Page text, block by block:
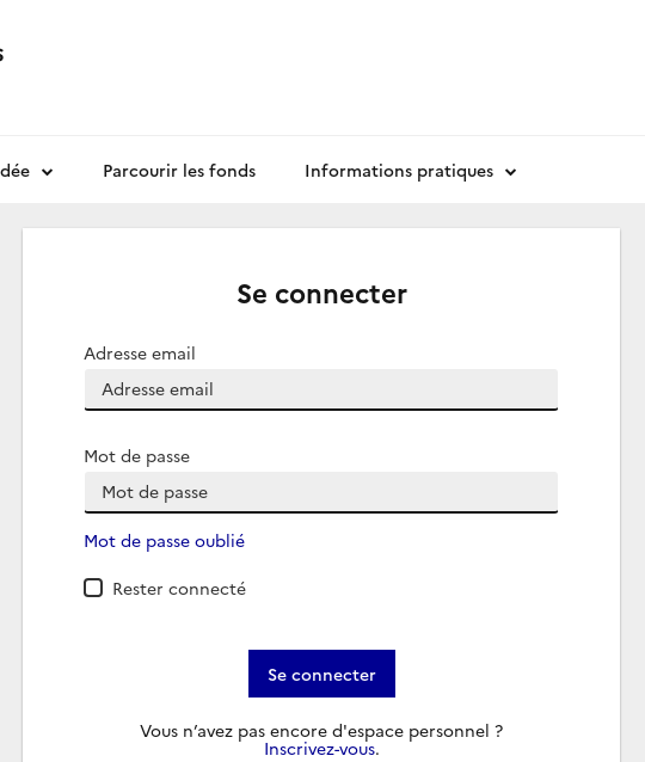
Parcourir les fonds Informations pratiques
Se connecter
Adresse email
Mot de passe
Mot de passe oublié
Rester connecté
Se connecter
Vous n’avez pas encore d'espace personnel ?
Inscrivez-vous.